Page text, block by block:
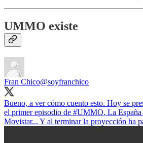
UMMO existe
Fran Chico@soyfranchico
Bueno, a ver cómo cuento esto. Hoy se
el primer episodio de #UMMO, La
Movistar... Y al terminar la proyección ha